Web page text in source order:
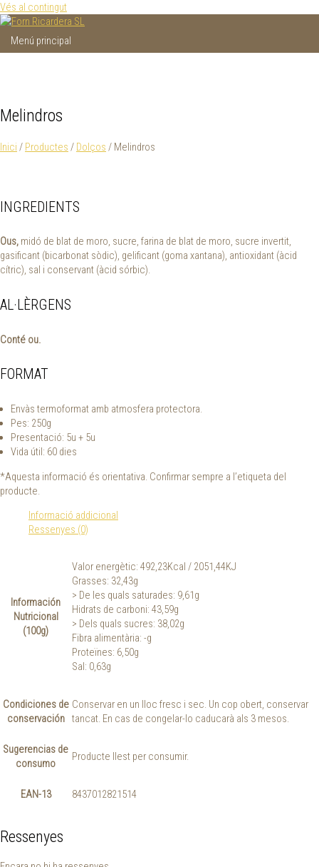
Vés al contingut
Menú principal
Melindros
Inici / Productes / Dolços / Melindros
INGREDIENTS
Ous, midó de blat de moro, sucre, farina de blat de moro, sucre invertit,
gasificant (bicarbonat sòdic), gelificant (goma xantana), antioxidant (àcid
cítric), sal i conservant (àcid sórbic).
AL·LÈRGENS
Conté ou.
FORMAT
Envàs termoformat amb atmosfera protectora.
Pes: 250g
Presentació: 5u + 5u
Vida útil: 60 dies
*Aquesta informació és orientativa. Confirmar sempre a l’etiqueta del
producte.
Informació addicional
Ressenyes (0)
Información
Nutricional
(100g)
Valor energètic: 492,23Kcal / 2051,44KJ
Grasses: 32,43g
> De les quals saturades: 9,61g
Hidrats de carboni: 43,59g
> Dels quals sucres: 38,02g
Fibra alimentària: -g
Proteïnes: 6,50g
Sal: 0,63g
Condiciones de
conservación
Conservar en un lloc fresc i sec. Un cop obert, conservar
tancat. En cas de congelar-lo caducarà als 3 mesos.
Sugerencias de
consumo
Producte llest per consumir.
EAN-13 8437012821514
Ressenyes